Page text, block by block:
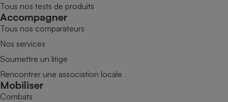
Tous nos tests de produits
Accompagner
Tous nos comparateurs
Nos services
Soumettre un litige
Rencontrer une association locale
Mobiliser
Combats